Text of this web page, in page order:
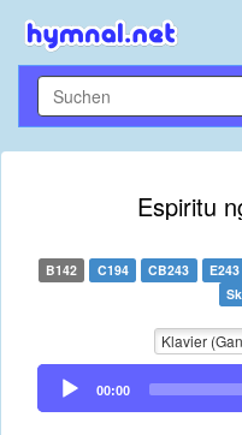
Espiritu
B142 C194 CB243 E243
Klavier
Audio
Player
00:00